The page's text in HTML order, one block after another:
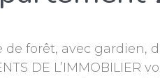
de forêt, avec
DE